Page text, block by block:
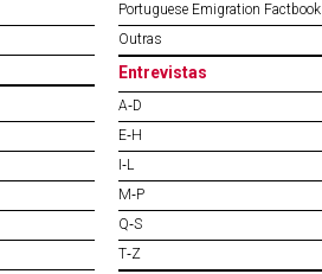
Portuguese Emigration Factbook
Outras
Entrevistas
A‐D
E‐H
I‐L
M‐P
Q‐S
T‐Z